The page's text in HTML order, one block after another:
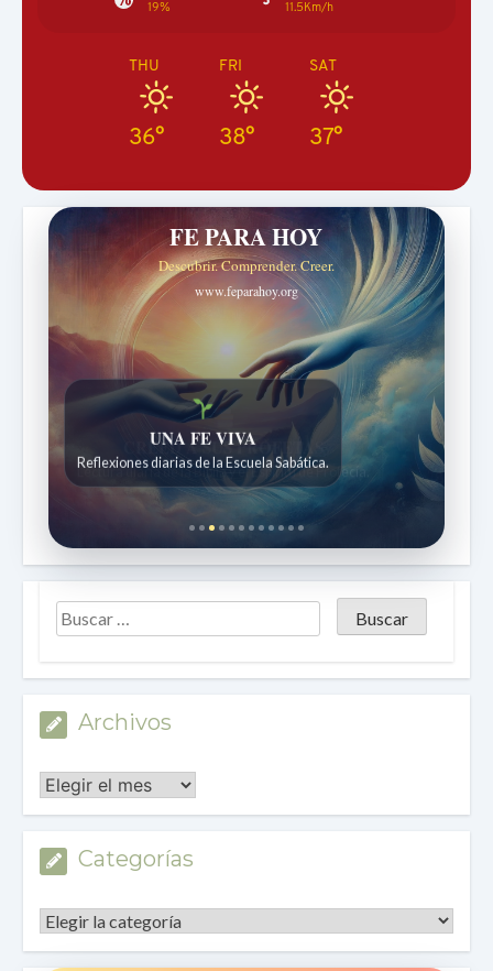
19% 11.5Km/h
THU
36°
FRI
38°
SAT
37°
FE PARA HOY
Descubrir. Comprender. Creer.
www.feparahoy.org
UNA FE VIVA
Reflexiones diarias de la Escuela Sabática.
Archivos
Archivos
Categorías
Categorías